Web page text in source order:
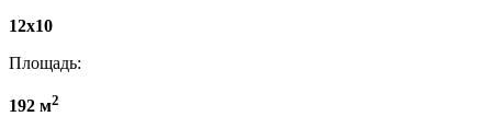
12х10
Площадь:
192 м2